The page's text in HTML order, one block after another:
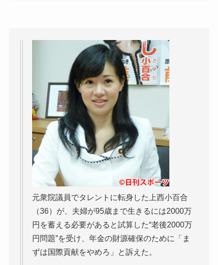
元衆院議員でタレントに転身した上西小百合
（36）が、夫婦が95歳まで生きるには2000万
円を蓄える必要があると試算した“老後2000万
円問題”を受け、年金の財源確保のために「ま
ずは国際貢献をやめろ」と訴えた。